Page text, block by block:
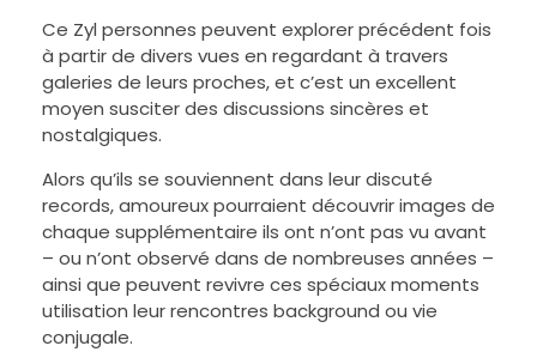
Ce Zyl personnes peuvent explorer précédent fois
à partir de divers vues en regardant à travers
galeries de leurs proches, et c’est un excellent
moyen susciter des discussions sincères et
nostalgiques.
Alors qu’ils se souviennent dans leur discuté
records, amoureux pourraient découvrir images de
chaque supplémentaire ils ont n’ont pas vu avant
– ou n’ont observé dans de nombreuses années –
ainsi que peuvent revivre ces spéciaux moments
utilisation leur rencontres background ou vie
conjugale.